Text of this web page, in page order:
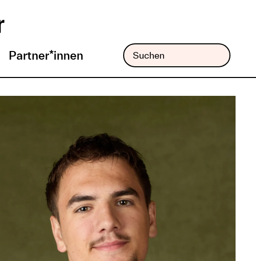
Partner*innen